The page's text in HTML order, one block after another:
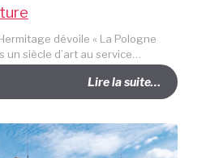
dévoile « La Pologne
un siècle d’art au service…
Lire la suite…